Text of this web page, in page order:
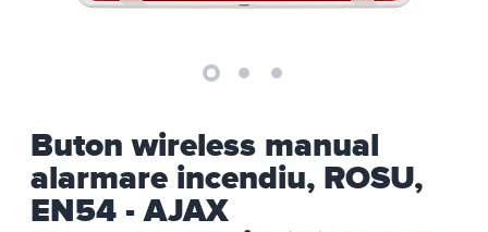
Buton wireless manual
alarmare incendiu, ROSU,
EN54 - AJAX